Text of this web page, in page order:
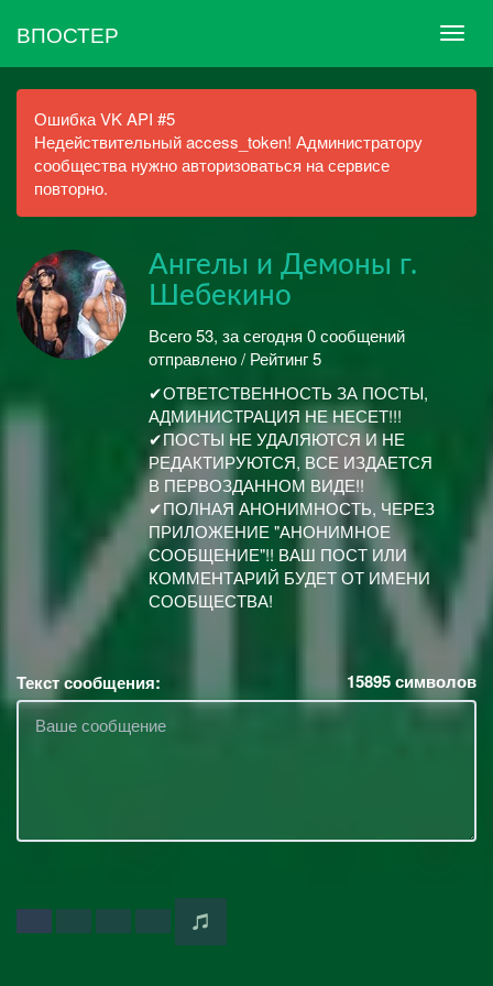
ВПОСТЕР
Ошибка VK API #5
Недействительный access_token! Администратору
сообщества нужно авторизоваться на сервисе
повторно.
Ангелы и Демоны г.
Шебекино
Всего 53, за сегодня 0 сообщений
отправлено / Рейтинг 5
✔ОТВЕТСТВЕННОСТЬ ЗА ПОСТЫ,
АДМИНИСТРАЦИЯ НЕ НЕСЕТ!!!
✔ПОСТЫ НЕ УДАЛЯЮТСЯ И НЕ
РЕДАКТИРУЮТСЯ, ВСЕ ИЗДАЕТСЯ
В ПЕРВОЗДАННОМ ВИДЕ!!
✔ПОЛНАЯ АНОНИМНОСТЬ, ЧЕРЕЗ
ПРИЛОЖЕНИЕ "АНОНИМНОЕ
СООБЩЕНИЕ"!! ВАШ ПОСТ ИЛИ
КОММЕНТАРИЙ БУДЕТ ОТ ИМЕНИ
СООБЩЕСТВА!
Текст сообщения: 15895символов